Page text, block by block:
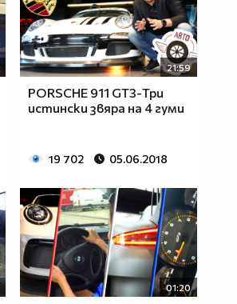
21:59
PORSCHE 911 GT3-Три
истински звяра на 4 гуми
19 702 05.06.2018
01:20